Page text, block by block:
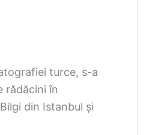
turce, s-a
rădăcini în
din Istanbul și